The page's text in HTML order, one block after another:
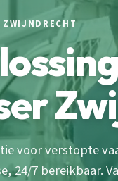
voor verstopte
24/7 bereikbaar.